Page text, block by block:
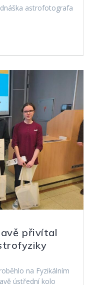
astrofotografa
přivítal
na Fyzikálním
ústřední kolo